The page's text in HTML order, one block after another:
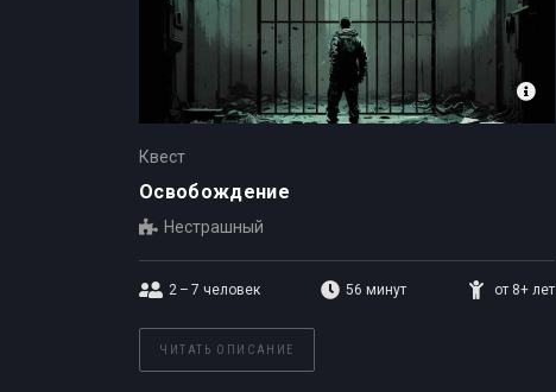
Квест
Освобождение
Нестрашный
2 – 7 человек 56 минут от 8+ лет
ЧИТАТЬ ОПИСАНИЕ